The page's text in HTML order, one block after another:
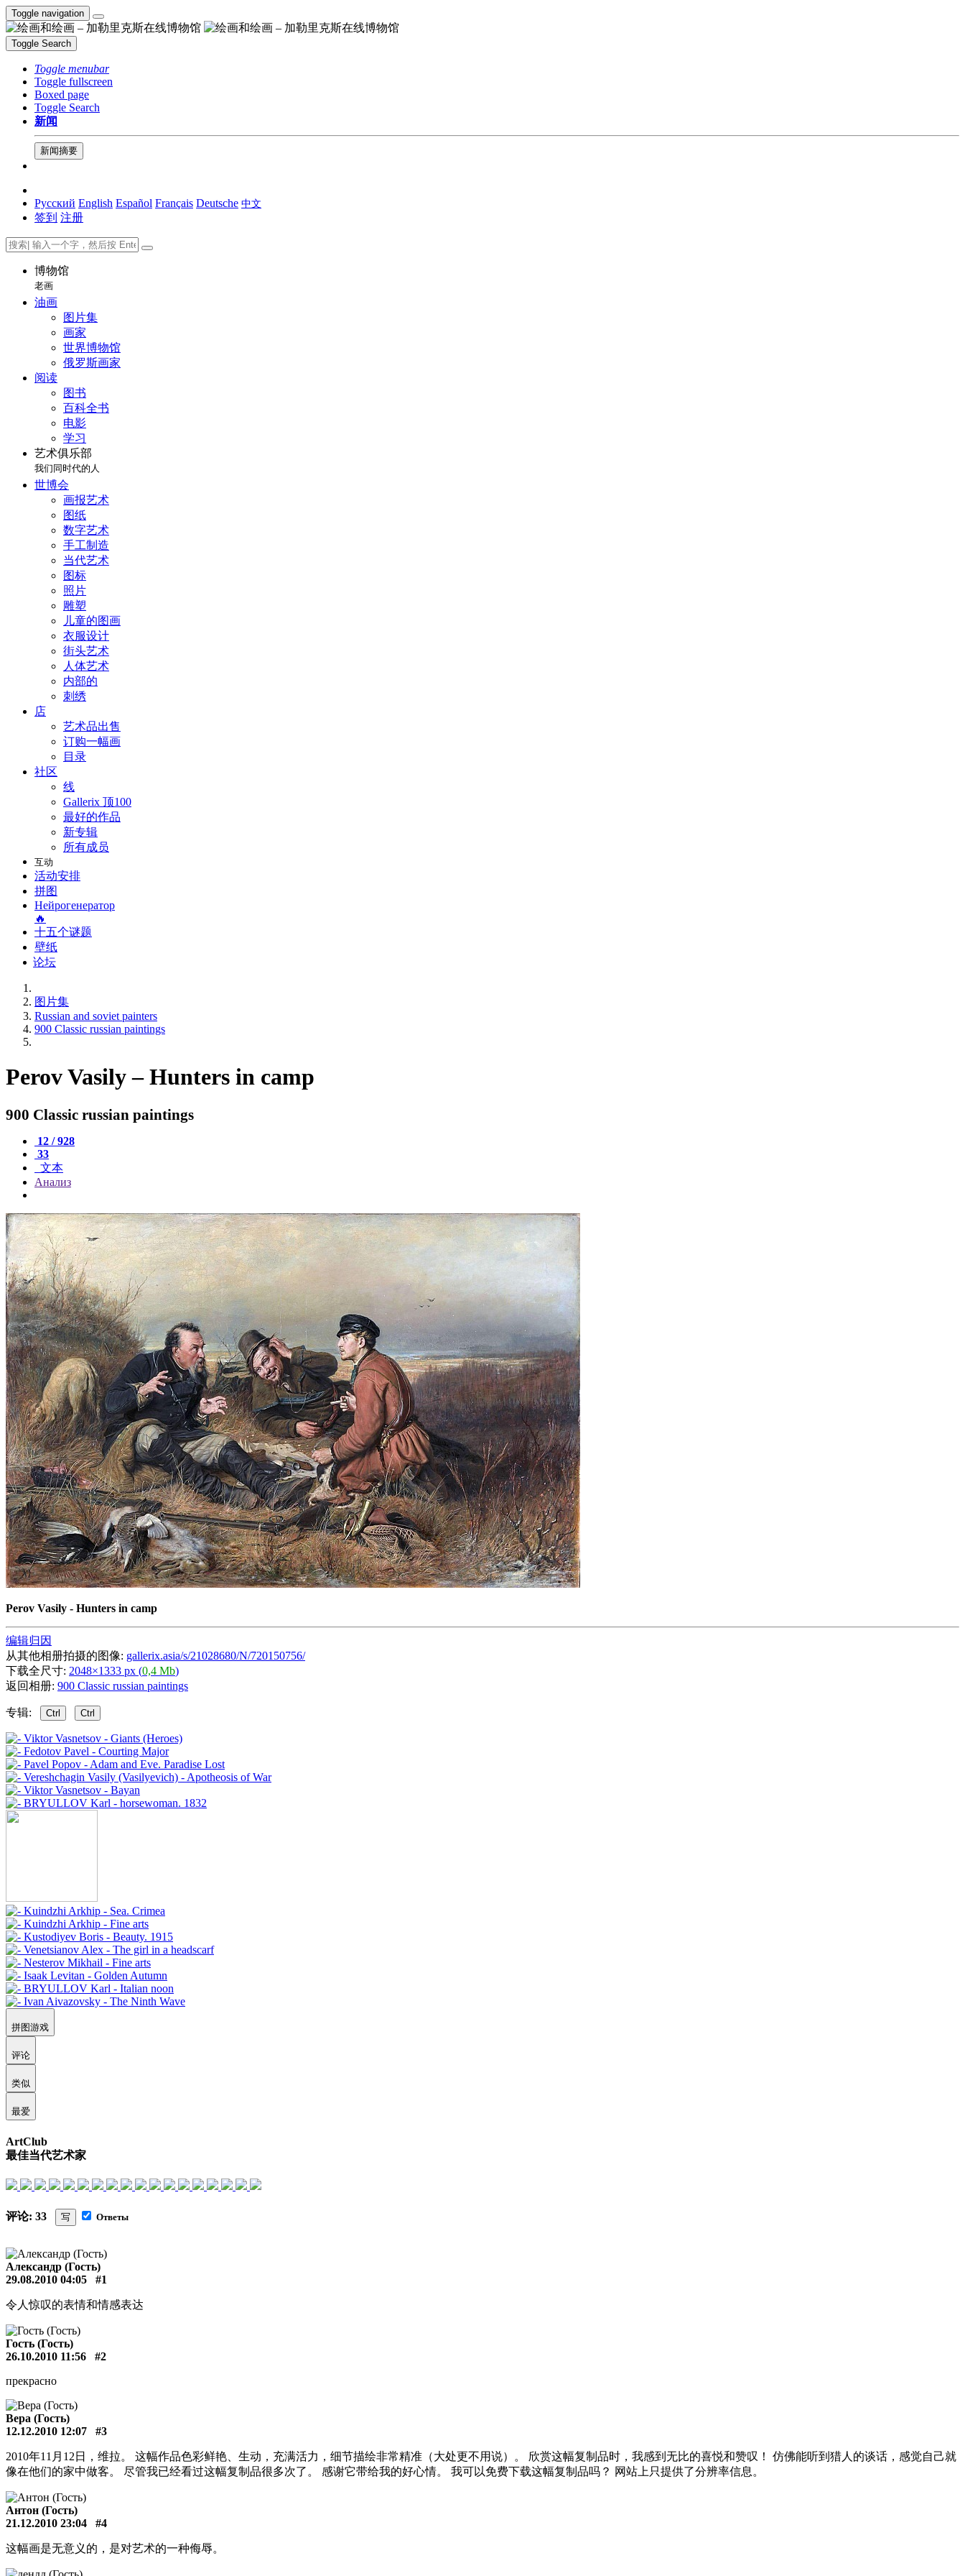
Toggle navigation
Toggle Search
Toggle menubar
Toggle fullscreen
Boxed page
Toggle Search
新闻
新闻摘要
Русский English Español Français Deutsche 中文
签到 注册
博物馆
老画
油画
图片集
画家
世界博物馆
俄罗斯画家
阅读
图书
百科全书
电影
学习
艺术俱乐部
我们同时代的人
世博会
画报艺术
图纸
数字艺术
手工制造
当代艺术
图标
照片
雕塑
儿童的图画
衣服设计
街头艺术
人体艺术
内部的
刺绣
店
艺术品出售
订购一幅画
目录
社区
线
Gallerix 顶100
最好的作品
新专辑
所有成员
互动
活动安排
拼图
Нейрогенератор
🔥
十五个谜题
壁纸
论坛
图片集
Russian and soviet painters
900 Classic russian paintings
Perov Vasily – Hunters in camp
900 Classic russian paintings
12 / 928
33
文本
Анализ
Perov Vasily - Hunters in camp
编辑归因
从其他相册拍摄的图像: gallerix.asia/s/21028680/N/720150756/
下载全尺寸: 2048×1333 px (0,4 Mb)
返回相册: 900 Classic russian paintings
专辑: Ctrl Ctrl
拼图游戏
评论
类似
最爱
ArtClub
最佳当代艺术家
评论: 33 写 Ответы
Александр (Гость)
29.08.2010 04:05
#1
令人惊叹的表情和情感表达
Гость (Гость)
26.10.2010 11:56
#2
прекрасно
Вера (Гость)
12.12.2010 12:07
#3
2010年11月12日，维拉。 这幅作品色彩鲜艳、生动，充满活力，细节描绘非常精准（大处更不用说）。 欣赏这幅复制品时，我感到无比的喜悦和赞叹！ 仿佛能听到猎人的谈话，感觉自己就
像在他们的家中做客。 尽管我已经看过这幅复制品很多次了。 感谢它带给我的好心情。 我可以免费下载这幅复制品吗？ 网站上只提供了分辨率信息。
Антон (Гость)
21.12.2010 23:04
#4
这幅画是无意义的，是对艺术的一种侮辱。